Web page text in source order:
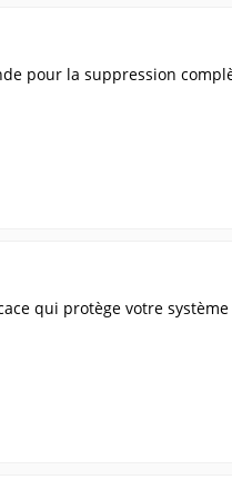
pour la suppression
qui protège votre